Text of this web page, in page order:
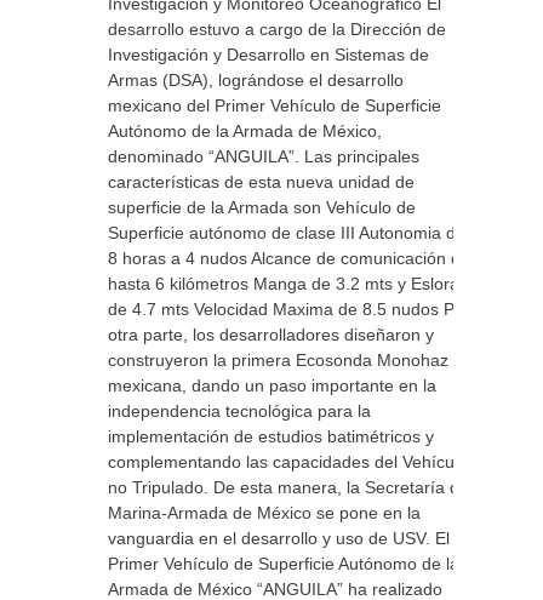
desarrollo estuvo a cargo de la Dirección de
Investigación y Desarrollo en Sistemas de
Armas (DSA), lográndose el desarrollo
mexicano del Primer Vehículo de Superficie
Autónomo de la Armada de México,
denominado “ANGUILA”. Las principales
características de esta nueva unidad de
superficie de la Armada son Vehículo de
Superficie autónomo de clase III Autonomia de
8 horas a 4 nudos Alcance de comunicación de
hasta 6 kilómetros Manga de 3.2 mts y Eslora
de 4.7 mts Velocidad Maxima de 8.5 nudos Por
otra parte, los desarrolladores diseñaron y
construyeron la primera Ecosonda Monohaz
mexicana, dando un paso importante en la
independencia tecnológica para la
implementación de estudios batimétricos y
complementando las capacidades del Vehículo
no Tripulado. De esta manera, la Secretaría de
Marina-Armada de México se pone en la
vanguardia en el desarrollo y uso de USV. El
Primer Vehículo de Superficie Autónomo de la
Armada de México “ANGUILA” ha realizado